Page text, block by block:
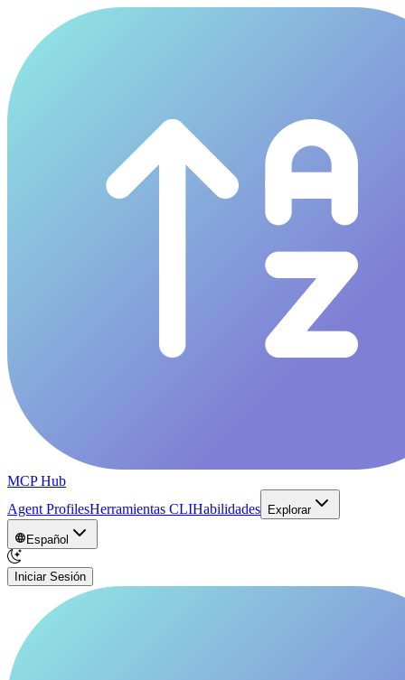
MCP Hub
Agent ProfilesHerramientas CLIHabilidades Explorar
Español
Iniciar Sesión